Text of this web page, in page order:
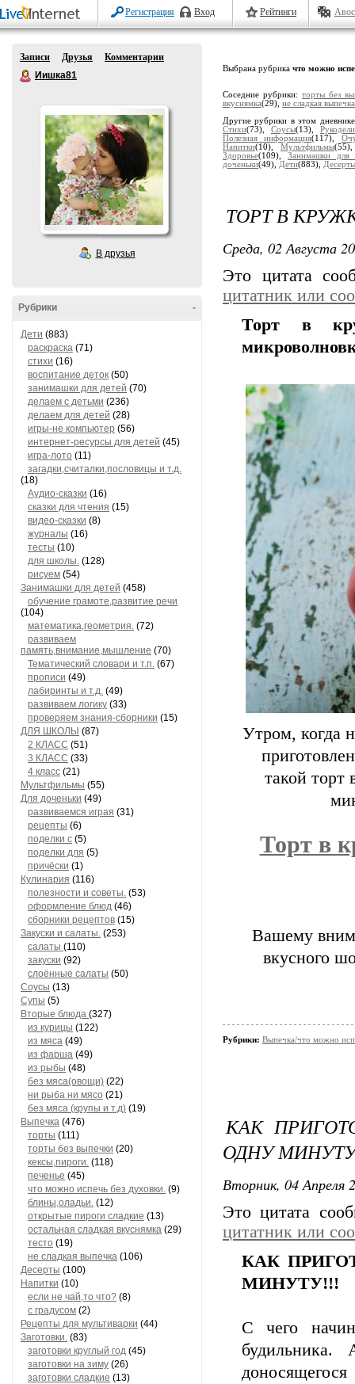
Регистрация Вход Рейтинги
Записи Друзья
Комментарии
Иишка81
В друзья
-
Рубрики
Дети (883)
раскраска (71)
стихи (16)
воспитание деток (50)
занимашки для детей (70)
делаем с детьми (236)
делаем для детей (28)
игры-не компьютер (56)
интернет-ресурсы для детей (45)
игра-лото (11)
загадки,считалки,пословицы и т.д.
(18)
Аудио-сказки (16)
сказки для чтения (15)
видео-сказки (8)
журналы (16)
тесты (10)
для школы. (128)
рисуем (54)
Занимашки для детей (458)
обучение грамоте,развитие речи
(104)
математика,геометрия. (72)
развиваем
память,внимание,мышление (70)
Тематический словари и т.п. (67)
прописи (49)
лабиринты и т.д. (49)
развиваем логику (33)
проверяем знания-сборники (15)
ДЛЯ ШКОЛЫ (87)
2 КЛАСС (51)
3 КЛАСС (33)
4 класс (21)
Мультфильмы (55)
Для доченьки (49)
развиваемся играя (31)
рецепты (6)
поделки с (5)
поделки для (5)
причёски (1)
Кулинария (116)
полезности и советы. (53)
оформление блюд (46)
сборники рецептов (15)
Закуски и салаты. (253)
салаты (110)
закуски (92)
слоённые салаты (50)
Соусы (13)
Супы (5)
Вторые блюда (327)
из курицы (122)
из мяса (49)
из фарша (49)
из рыбы (48)
без мяса(овощи) (22)
ни рыба ни мясо (21)
без мяса (крупы и т.д) (19)
Выпечка (476)
торты (111)
торты без выпечки (20)
кексы,пироги. (118)
печенье (45)
что можно испечь без духовки. (9)
блины,оладьи. (12)
открытые пироги сладкие (13)
остальная сладкая вкуснямка (29)
тесто (19)
не сладкая выпечка (106)
Десерты (100)
Напитки (10)
если не чай,то что? (8)
с градусом (2)
Рецепты для мультиварки (44)
Заготовки. (83)
заготовки круглый год (45)
заготовки на зиму (26)
заготовки сладкие (13)
Выбрана рубрика что можно
Соседние рубрики:торты без
вкуснямка(29), не сладкая выпечка
Другие рубрики в этом
Стихи(73), Соусы(13),
Полезная информация(117),
Напитки(10), Мультфильмы
Здоровье(109),Занимашки для
доченьки(49), Дети(883), Десерты
ТОРТ В
Среда, 02 Августа
Это цитата
цитатник или
Торт в
Утром, когда
такой торт
Торт в
Вашему
вкусного
Рубрики: Выпечка/что можно
КАК
ОДНУ
Вторник, 04 Апреля
Это цитата
цитатник или
КАК
МИНУТУ!!!
С чего